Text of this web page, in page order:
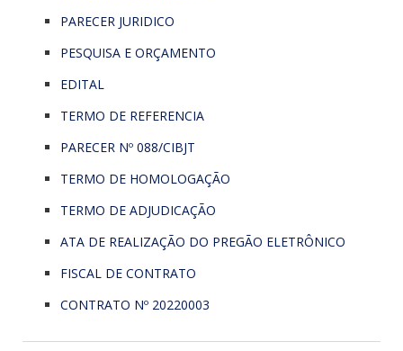
PARECER JURIDICO
PESQUISA E ORÇAMENTO
EDITAL
TERMO DE REFERENCIA
PARECER Nº 088/CIBJT
TERMO DE HOMOLOGAÇÃO
TERMO DE ADJUDICAÇÃO
ATA DE REALIZAÇÃO DO PREGÃO ELETRÔNICO
FISCAL DE CONTRATO
CONTRATO Nº 20220003